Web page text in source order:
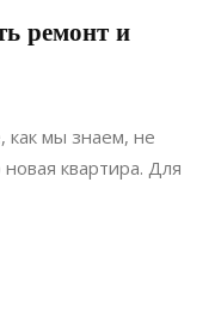
ремонт и
как мы знаем, не
квартира. Для